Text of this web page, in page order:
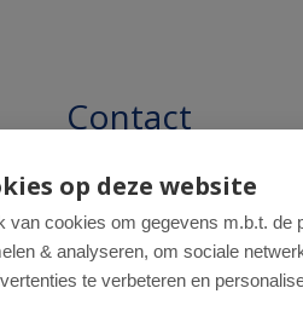
Contact
Weimarstraat 228
2562HR Den Haag
tel: 070-820 98 84
op deze website
van cookies om gegevens m.b.t. de
& analyseren, om sociale
te verbeteren en